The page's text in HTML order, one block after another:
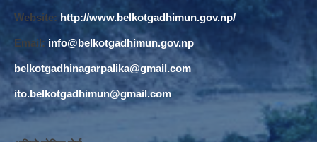
Website: http://www.belkotgadhimun.gov.np/
Email: info@belkotgadhimun.gov.np
belkotgadhinagarpalika@gmail.com
ito.belkotgadhimun@gmail.com